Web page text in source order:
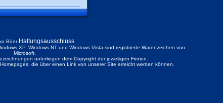
Böer Haftungsausschluss
XP, Windows NT und Windows Vista sind registrierte Warenzeichen von
Microsoft.
unterliegen dem Copyright der jeweiligen Firmen.
die über einen Link von unserer Site erreicht werden können.